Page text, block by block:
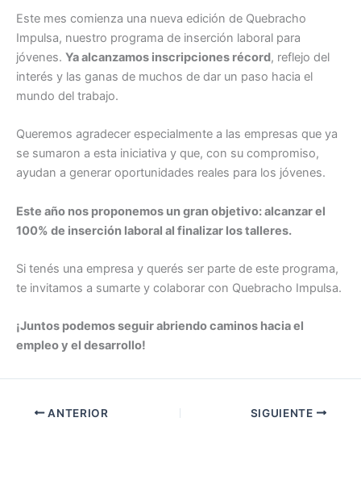
Este mes comienza una nueva edición de Quebracho
Impulsa, nuestro programa de inserción laboral para
jóvenes. Ya alcanzamos inscripciones récord, reflejo del
interés y las ganas de muchos de dar un paso hacia el
mundo del trabajo.
Queremos agradecer especialmente a las empresas que ya
se sumaron a esta iniciativa y que, con su compromiso,
ayudan a generar oportunidades reales para los jóvenes.
Este año nos proponemos un gran objetivo: alcanzar el
100% de inserción laboral al finalizar los talleres.
Si tenés una empresa y querés ser parte de este programa,
te invitamos a sumarte y colaborar con Quebracho Impulsa.
¡Juntos podemos seguir abriendo caminos hacia el
empleo y el desarrollo!
ANTERIOR SIGUIENTE